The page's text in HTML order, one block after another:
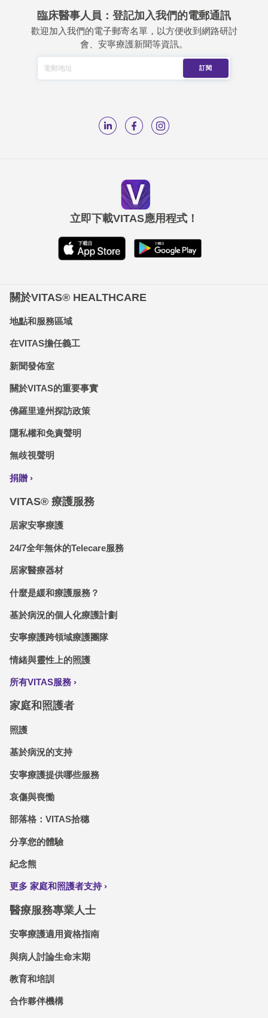
臨床醫事人員：登記加入我們的電郵通訊
歡迎加入我們的電子郵寄名單，以方便收到網路研討
會、安寧療護新聞等資訊。
立即下載VITAS應用程式！
關於VITAS® HEALTHCARE
地點和服務區域
在VITAS擔任義工
新聞發佈室
關於VITAS的重要事實
佛羅里達州探訪政策
隱私權和免責聲明
無歧視聲明
捐贈
VITAS® 療護服務
居家安寧療護
24/7全年無休的Telecare服務
居家醫療器材
什麼是緩和療護服務？
基於病況的個人化療護計劃
安寧療護跨領域療護團隊
情緒與靈性上的照護
所有VITAS服務
家庭和照護者
照護
基於病況的支持
安寧療護提供哪些服務
哀傷與喪慟
部落格：VITAS拾穗
分享您的體驗
紀念熊
更多 家庭和照護者支持
醫療服務專業人士
安寧療護適用資格指南
與病人討論生命末期
教育和培訓
合作夥伴機構